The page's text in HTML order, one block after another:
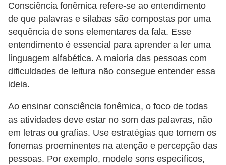
Consciência fonêmica refere-se ao entendimento
de que palavras e sílabas são compostas por uma
sequência de sons elementares da fala. Esse
entendimento é essencial para aprender a ler uma
linguagem alfabética. A maioria das pessoas com
dificuldades de leitura não consegue entender essa
ideia.
Ao ensinar consciência fonêmica, o foco de todas
as atividades deve estar no som das palavras, não
em letras ou grafias. Use estratégias que tornem os
fonemas proeminentes na atenção e percepção das
pessoas. Por exemplo, modele sons específicos,